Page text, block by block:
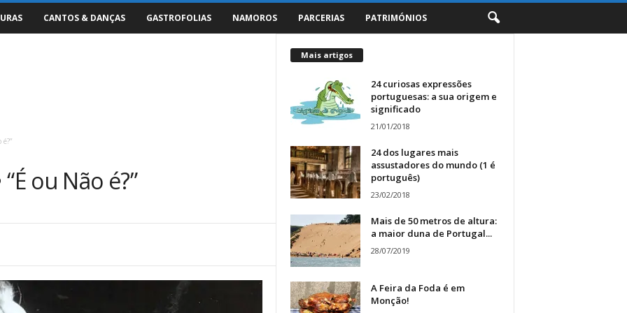
CANTOS & DANÇAS GASTROFOLIAS NAMOROS PARCERIAS PATRIMÓNIOS
ou Não é?”
Mais artigos
24 curiosas expressões
portuguesas: a sua origem e
significado
21/01/2018
24 dos lugares mais
assustadores do mundo (1 é
português)
23/02/2018
Mais de 50 metros de altura:
a maior duna de Portugal...
28/07/2019
A Feira da Foda é em
Monção!